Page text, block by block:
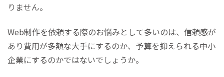
りません。
Web制作を依頼する際のお悩みとして多いのは、信頼感が
あり費用が多額な大手にするのか、予算を抑えられる中小
企業にするのかではないでしょうか。